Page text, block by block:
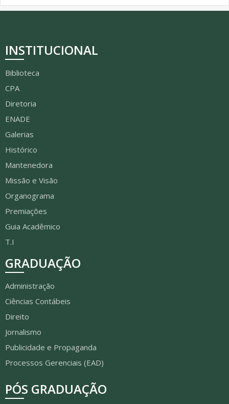
INSTITUCIONAL
Biblioteca
CPA
Diretoria
ENADE
Galerias
Histórico
Mantenedora
Missão e Visão
Organograma
Premiações
Guia Acadêmico
T.I
GRADUAÇÃO
Administração
Ciências Contábeis
Direito
Jornalismo
Publicidade e Propaganda
Processos Gerenciais (EAD)
PÓS GRADUAÇÃO